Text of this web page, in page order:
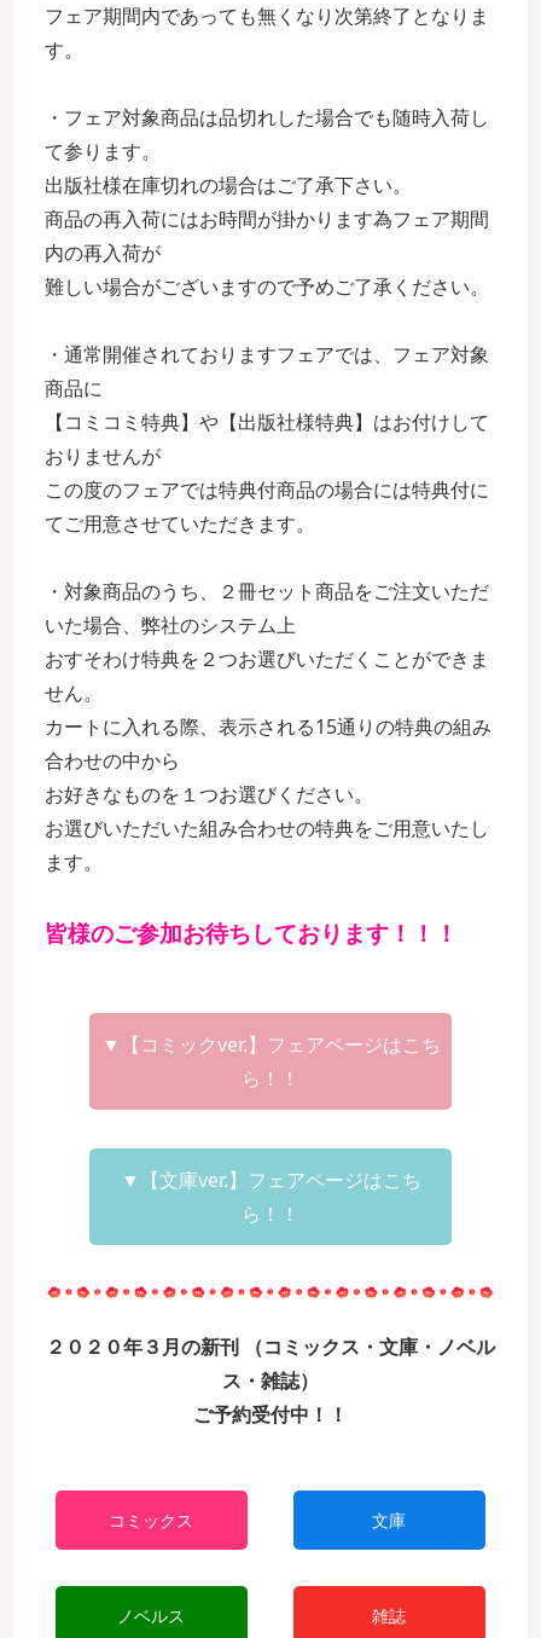
フェア期間内であっても無くなり次第終了となりま
す。
・フェア対象商品は品切れした場合でも随時入荷し
て参ります。
出版社様在庫切れの場合はご了承下さい。
商品の再入荷にはお時間が掛かります為フェア期間
内の再入荷が
難しい場合がございますので予めご了承ください。
・通常開催されておりますフェアでは、フェア対象
商品に
【コミコミ特典】や【出版社様特典】はお付けして
おりませんが
この度のフェアでは特典付商品の場合には特典付に
てご用意させていただきます。
・対象商品のうち、２冊セット商品をご注文いただ
いた場合、弊社のシステム上
おすそわけ特典を２つお選びいただくことができま
せん。
カートに入れる際、表示される15通りの特典の組み
合わせの中から
お好きなものを１つお選びください。
お選びいただいた組み合わせの特典をご用意いたし
ます。
皆様のご参加お待ちしております！！！
▼【コミックver.】フェアページはこち
ら！！
▼【文庫ver.】フェアページはこち
ら！！
２０２０年３月の新刊 （コミックス・文庫・ノベル
ス・雑誌）
ご予約受付中！！
コミックス 文庫
ノベルス 雑誌